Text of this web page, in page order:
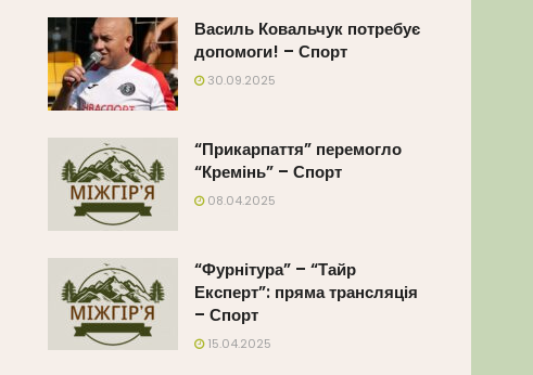
Василь Ковальчук потребує
допомоги! – Спорт
30.09.2025
“Прикарпаття” перемогло
“Кремінь” – Спорт
08.04.2025
“Фурнітура” – “Тайр
Експерт”: пряма трансляція
– Спорт
15.04.2025